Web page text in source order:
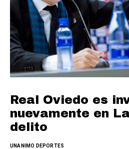
Real Oviedo es
nuevamente en
delito
UNANIMO DEPORTES